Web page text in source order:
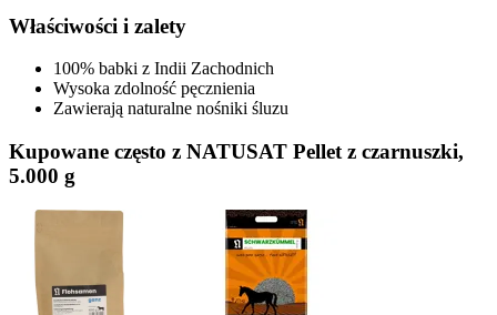
Właściwości i zalety
100% babki z Indii Zachodnich
Wysoka zdolność pęcznienia
Zawierają naturalne nośniki śluzu
Kupowane często z NATUSAT Pellet z czarnuszki,
5.000 g